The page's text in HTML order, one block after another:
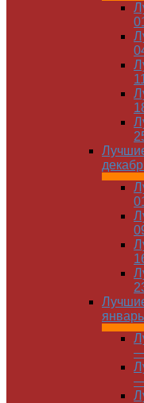
январь
—
—